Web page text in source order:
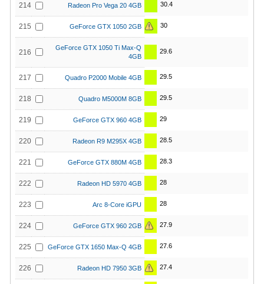
214 Radeon Pro Vega 20 4GB 30.4
215 GeForce GTX 1050 2GB 30
216
GeForce GTX 1050 Ti Max-Q
4GB
29.6
217 Quadro P2000 Mobile 4GB 29.5
218 Quadro M5000M 8GB 29.5
219 GeForce GTX 960 4GB 29
220 Radeon R9 M295X 4GB 28.5
221 GeForce GTX 880M 4GB 28.3
222 Radeon HD 5970 4GB 28
223 Arc 8-Core iGPU 28
224 GeForce GTX 960 2GB 27.9
225 GeForce GTX 1650 Max-Q 4GB 27.6
226 Radeon HD 7950 3GB 27.4